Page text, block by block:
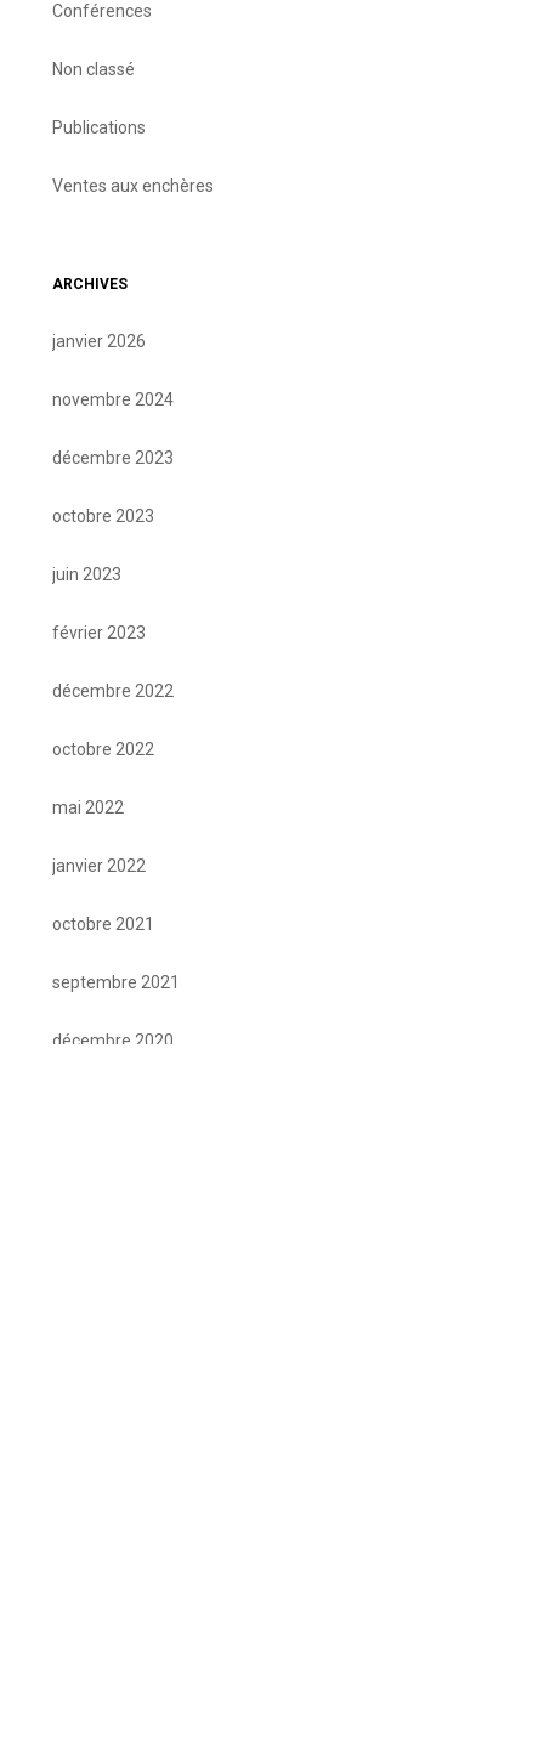
Conférences
Non classé
Publications
Ventes aux enchères
ARCHIVES
janvier 2026
novembre 2024
décembre 2023
octobre 2023
juin 2023
février 2023
décembre 2022
octobre 2022
mai 2022
janvier 2022
octobre 2021
septembre 2021
décembre 2020